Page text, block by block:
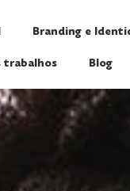
Branding e
trabalhos Blog